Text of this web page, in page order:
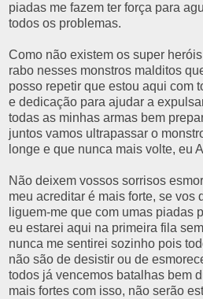
piadas me fazem ter força para
todos os problemas.
Como não existem os super
rabo nesses monstros malditos
posso repetir que estou aqui com
e dedicação para ajudar a
todas as minhas armas bem
juntos vamos ultrapassar o
longe e que nunca mais volte, eu
Não deixem vossos sorrisos
meu acreditar é mais forte, se vos
liguem-me que com umas piadas
eu estarei aqui na primeira fila
nunca me sentirei sozinho pois
não são de desistir ou de
todos já vencemos batalhas bem
mais fortes com isso, não serão